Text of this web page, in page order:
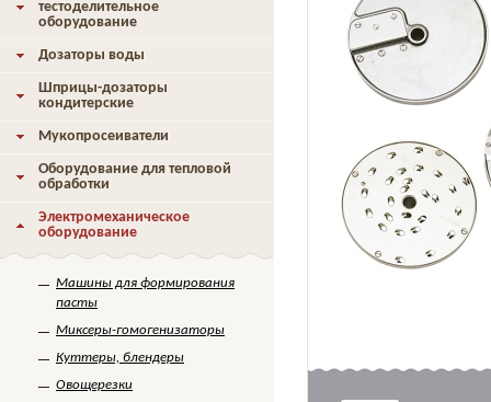
тестоделительное
оборудование
Дозаторы воды
Шприцы-дозаторы
кондитерские
Мукопросеиватели
Оборудование для тепловой
обработки
Электромеханическое
оборудование
Машины для формирования
пасты
Миксеры-гомогенизаторы
Куттеры, блендеры
Овощерезки